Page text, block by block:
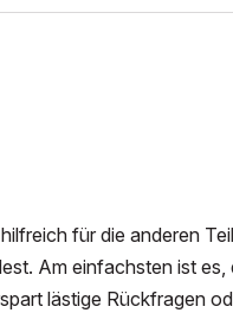
für die anderen
Am einfachsten ist es,
lästige Rückfragen